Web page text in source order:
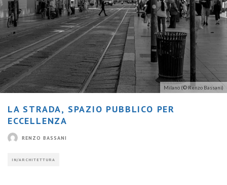
Milano (© Renzo Bassani)
LA STRADA, SPAZIO PUBBLICO PER
ECCELLENZA
RENZO BASSANI
IN/ARCHITETTURA